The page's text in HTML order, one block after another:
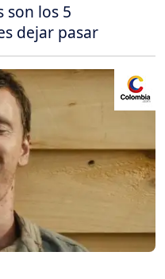
son los 5
dejar pasar